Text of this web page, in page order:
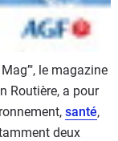
le magazine
Routière, a pour
santé,
deux